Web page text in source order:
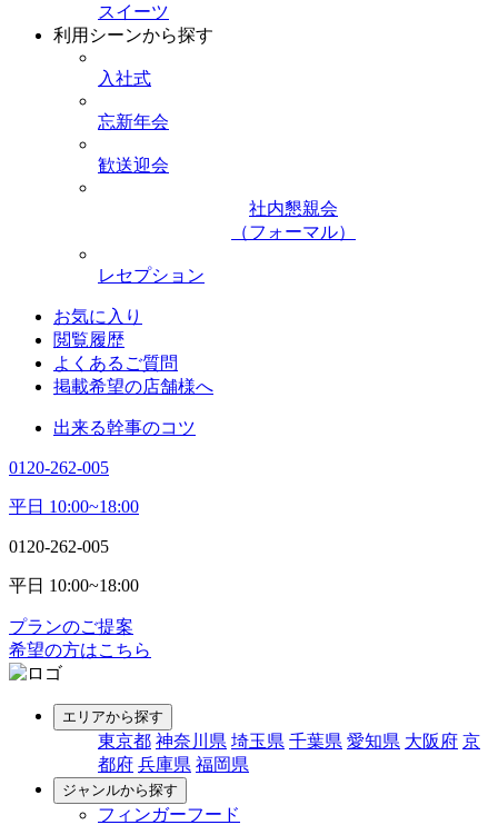
スイーツ
利用シーンから探す
入社式
忘新年会
歓送迎会
社内懇親会
（フォーマル）
レセプション
お気に入り
閲覧履歴
よくあるご質問
掲載希望の店舗様へ
出来る幹事のコツ
0120-262-005
平日 10:00~18:00
0120-262-005
平日 10:00~18:00
プランのご提案
希望の方はこちら
エリアから探す
東京都 神奈川県 埼玉県 千葉県 愛知県 大阪府 京
都府 兵庫県 福岡県
ジャンルから探す
フィンガーフード